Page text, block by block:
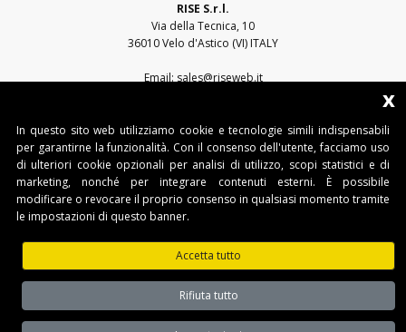
RISE S.r.l.
Via della Tecnica, 10
36010 Velo d'Astico (VI) ITALY
Email:sales@riseweb.it
RISE S.r.l. • Sede legale: Via del Capitello, 45 - 36066 Sandrigo (VI) • Sede
operativa: Via della Tecnica, 10 - 36010 Velo d'Astico (VI)
Tel. +39 0445 751401 • Fax. +39 0445 751401 • IT03482500240 •
www.riseweb.it •sales@riseweb.it
Privacy Policy
x
In questo sito web utilizziamo cookie e tecnologie simili indispensabili
per garantirne la funzionalità. Con il consenso dell'utente, facciamo uso
di ulteriori cookie opzionali per analisi di utilizzo, scopi statistici e di
marketing, nonché per integrare contenuti esterni. È possibile
modificare o revocare il proprio consenso in qualsiasi momento tramite
le impostazioni di questo banner.
Accetta tutto
Rifiuta tutto